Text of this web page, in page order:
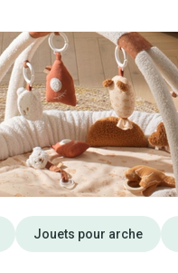
Jouets pour arche